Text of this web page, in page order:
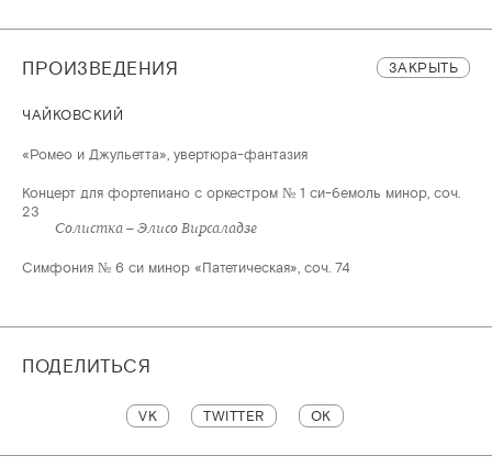
ПРОИЗВЕДЕНИЯ ЗАКРЫТЬ
ЧАЙКОВСКИЙ
«Ромео и Джульетта», увертюра-фантазия
Концерт для фортепиано с оркестром № 1 си-бемоль минор, соч.
23
Солистка – Элисо Вирсаладзе
Симфония № 6 си минор «Патетическая», соч. 74
ПОДЕЛИТЬСЯ
VK TWITTER OK